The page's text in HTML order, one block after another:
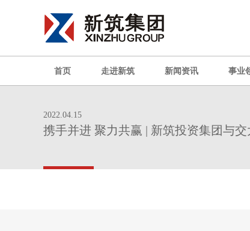
首页 走进新筑 新闻资讯 事业
2022.04.15
携手并进 聚力共赢 | 新筑投资集团与